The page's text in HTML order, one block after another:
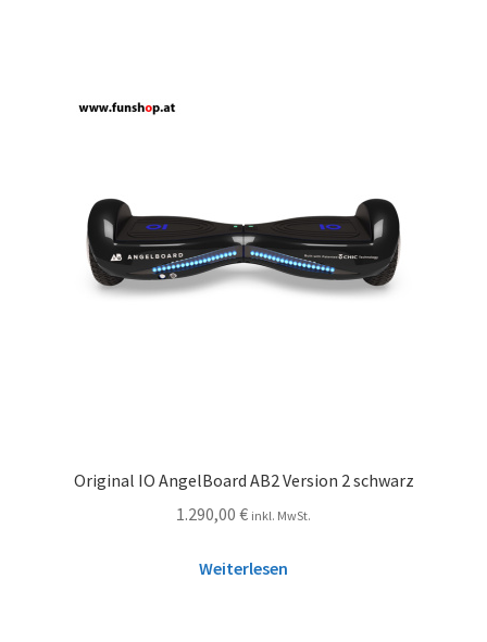
Original IO AngelBoard AB2 Version 2 schwarz
1.290,00 € inkl. MwSt.
Weiterlesen